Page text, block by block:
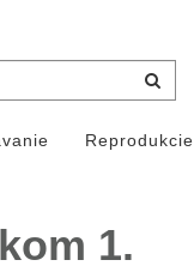
Reprodukcie
1.